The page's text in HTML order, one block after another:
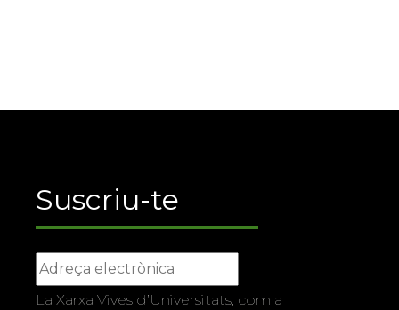
Suscriu-te
La Xarxa Vives d’Universitats, com a